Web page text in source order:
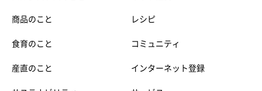
商品のこと
食育のこと
産直のこと
レシピ
コミュニティ
インターネット登録